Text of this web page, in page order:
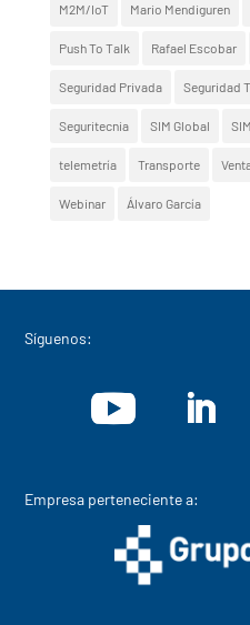
M2M/IoT Mario Mendiguren
Push To Talk Rafael Escobar
Seguridad Privada Seguridad
Seguritecnia SIM Global
telemetría Transporte
Webinar Álvaro García
Síguenos:
Empresa perteneciente a: